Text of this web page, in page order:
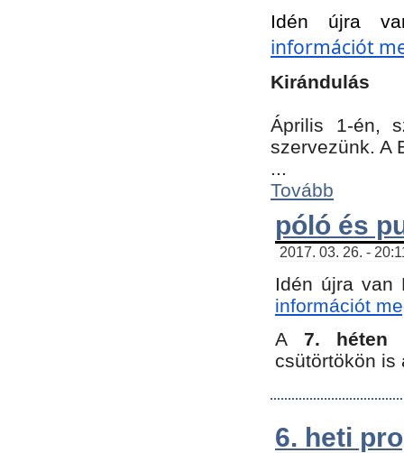
Idén újra
információt
Kirándulás
Április 1-én,
szervezünk. A
...
Tovább
póló és
2017. 03. 26. -
Idén újra van
információt
A 7. héten
csütörtökön is
6. heti